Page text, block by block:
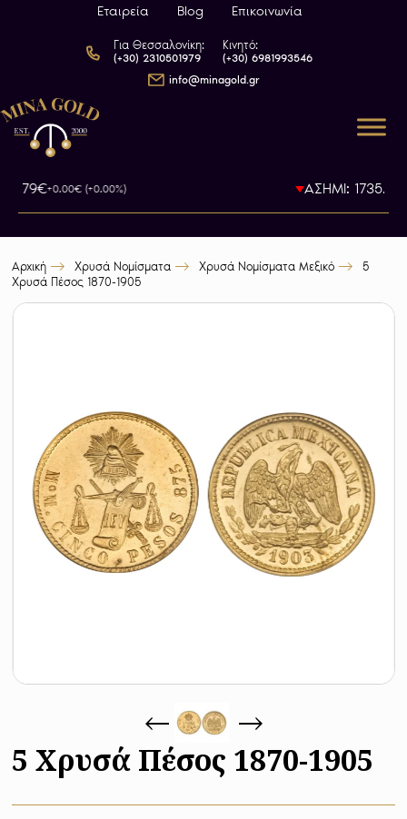
Εταιρεία Blog Επικοινωνία
Για Θεσσαλονίκη:
(+30) 2310501979
Κινητό:
(+30) 6981993546
info@minagold.gr
+0.00€ (+0.00%) ΑΣΗΜΙ: 1735.5€
Αρχική Χρυσά Νομίσματα Χρυσά Νομίσματα Μεξικό
5
Χρυσά Πέσος 1870-1905
5 Χρυσά Πέσος 1870-1905